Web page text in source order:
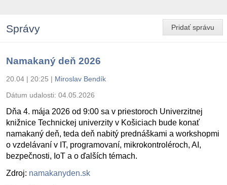
Pridať správu
Správy
Namakaný deň 2026
20.04 | 20:25 | Miroslav Bendík
Dátum udalosti: 04.05.2026
Dňa 4. mája 2026 od 9:00 sa v priestoroch Univerzitnej
knižnice Technickej univerzity v Košiciach bude konať
namakaný deň, teda deň nabitý prednáškami a workshopmi
o vzdelávaní v IT, programovaní, mikrokontroléroch, AI,
bezpečnosti, IoT a o ďalších témach.
Zdroj: namakanyden.sk